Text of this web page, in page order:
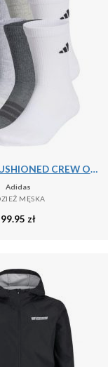
SKARPETY CUSHIONED CREW OPAKOWANIE, 6 PAR
Adidas
MĘSKA
99.95 zł